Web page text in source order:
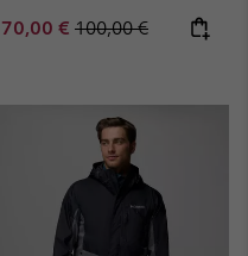
Sale price:
70,00 € Regular price:
100,00 €